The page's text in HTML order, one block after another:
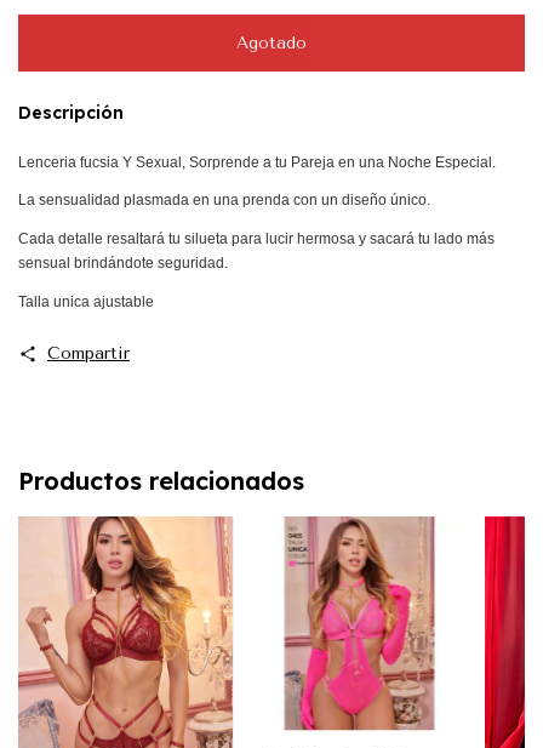
Descripción
Lenceria fucsia Y Sexual, Sorprende a tu Pareja en una Noche Especial.
La sensualidad plasmada en una prenda con un diseño único.
Cada detalle resaltará tu silueta para lucir hermosa y sacará tu lado más
sensual brindándote seguridad.
Talla unica ajustable
Compartir
Productos relacionados